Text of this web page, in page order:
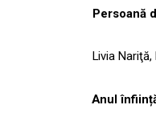
Persoană
Livia
Anul